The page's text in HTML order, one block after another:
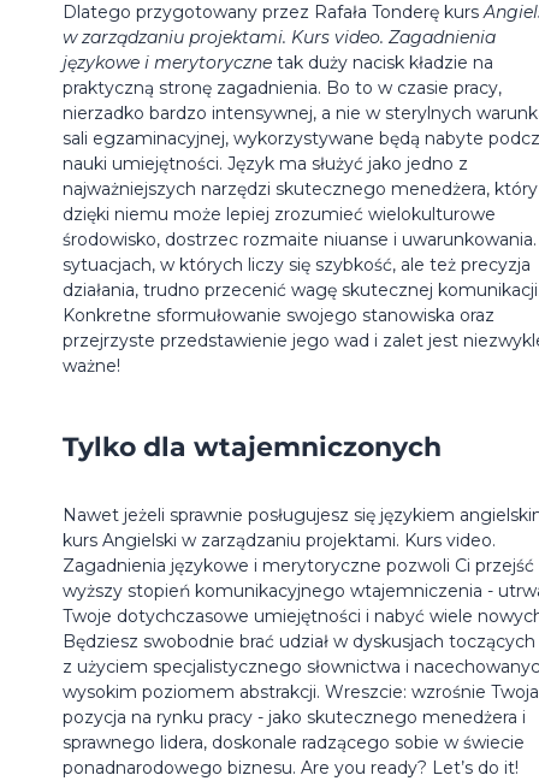
Dlatego przygotowany przez Rafała Tonderę kurs
w zarządzaniu projektami. Kurs video. Zagadnienia
językowe i merytoryczne tak duży nacisk kładzie na
praktyczną stronę zagadnienia. Bo to w czasie pracy,
nierzadko bardzo intensywnej, a nie w sterylnych
sali egzaminacyjnej, wykorzystywane będą nabyte
nauki umiejętności. Język ma służyć jako jedno z
najważniejszych narzędzi skutecznego menedżera, który
dzięki niemu może lepiej zrozumieć wielokulturowe
środowisko, dostrzec rozmaite niuanse i
sytuacjach, w których liczy się szybkość, ale też precyzja
działania, trudno przecenić wagę skutecznej
Konkretne sformułowanie swojego stanowiska oraz
przejrzyste przedstawienie jego wad i zalet jest
ważne!
Tylko dla wtajemniczonych
Nawet jeżeli sprawnie posługujesz się językiem
kurs Angielski w zarządzaniu projektami. Kurs video.
Zagadnienia językowe i merytoryczne pozwoli Ci przejść
wyższy stopień komunikacyjnego wtajemniczenia -
Twoje dotychczasowe umiejętności i nabyć wiele
Będziesz swobodnie brać udział w dyskusjach toczących
z użyciem specjalistycznego słownictwa i
wysokim poziomem abstrakcji. Wreszcie: wzrośnie Twoja
pozycja na rynku pracy - jako skutecznego menedżera i
sprawnego lidera, doskonale radzącego sobie w świecie
ponadnarodowego biznesu. Are you ready? Let’s do it!